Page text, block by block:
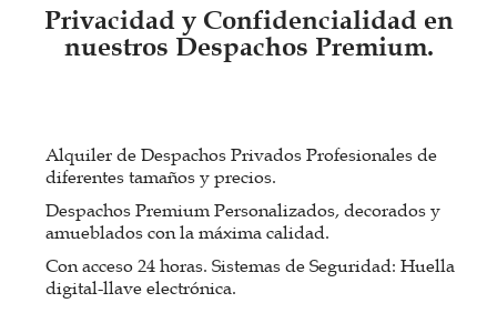
Privacidad y Confidencialidad en
nuestros Despachos Premium.
Alquiler de Despachos Privados Profesionales de
diferentes tamaños y precios.
Despachos Premium Personalizados, decorados y
amueblados con la máxima calidad.
Con acceso 24 horas. Sistemas de Seguridad: Huella
digital-llave electrónica.